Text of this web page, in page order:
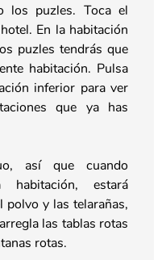
los puzles. Toca el
En la habitación
puzles tendrás que
habitación. Pulsa
inferior para ver
que ya has
así que cuando
habitación, estará
polvo y las telarañas,
las tablas rotas
rotas.